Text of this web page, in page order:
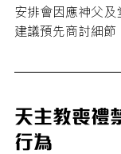
安排會因應神父及
建議預先商討細節
天主教喪禮
行為